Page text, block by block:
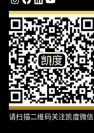
请扫描二维码关注凯度微